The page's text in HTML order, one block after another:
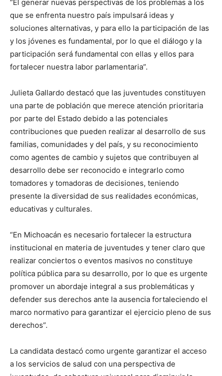
“El generar nuevas perspectivas de los problemas a los
que se enfrenta nuestro país impulsará ideas y
soluciones alternativas, y para ello la participación de las
y los jóvenes es fundamental, por lo que el diálogo y la
participación será fundamental con ellas y ellos para
fortalecer nuestra labor parlamentaria”.
Julieta Gallardo destacó que las juventudes constituyen
una parte de población que merece atención prioritaria
por parte del Estado debido a las potenciales
contribuciones que pueden realizar al desarrollo de sus
familias, comunidades y del país, y su reconocimiento
como agentes de cambio y sujetos que contribuyen al
desarrollo debe ser reconocido e integrarlo como
tomadores y tomadoras de decisiones, teniendo
presente la diversidad de sus realidades económicas,
educativas y culturales.
“En Michoacán es necesario fortalecer la estructura
institucional en materia de juventudes y tener claro que
realizar conciertos o eventos masivos no constituye
política pública para su desarrollo, por lo que es urgente
promover un abordaje integral a sus problemáticas y
defender sus derechos ante la ausencia fortaleciendo el
marco normativo para garantizar el ejercicio pleno de sus
derechos”.
La candidata destacó como urgente garantizar el acceso
a los servicios de salud con una perspectiva de